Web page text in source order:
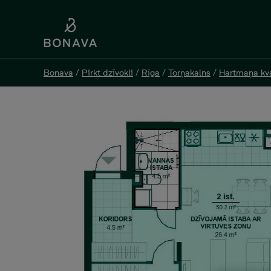
Bonava / Pirkt dzīvokli / Rīga / Torņakalns / Hartmaņa
Bonava / Pirkt dzīvokli / Rīga / Torņakalns / Hartmaņa